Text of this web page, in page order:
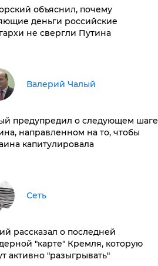
объяснил, почему
деньги российские
не свергли Путина
Валерий Чалый
предупредил о следующем шаге
направленном на то, чтобы
капитулировала
Сеть
рассказал о последней
"карте" Кремля, которую
активно "разыгрывать"